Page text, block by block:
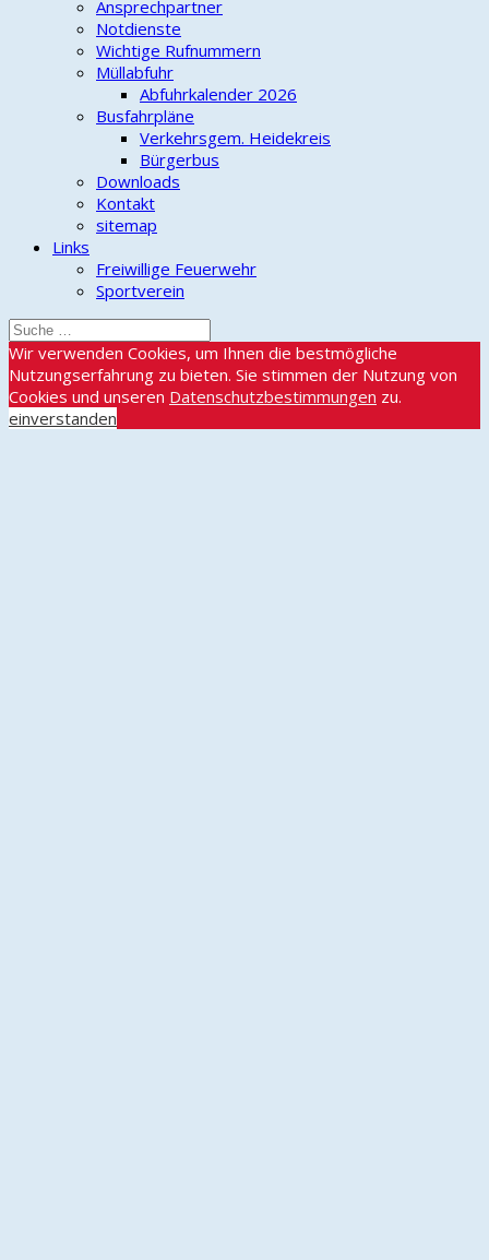
Ansprechpartner
Notdienste
Wichtige Rufnummern
Müllabfuhr
Abfuhrkalender 2026
Busfahrpläne
Verkehrsgem. Heidekreis
Bürgerbus
Downloads
Kontakt
sitemap
Links
Freiwillige Feuerwehr
Sportverein
Wir verwenden Cookies, um Ihnen die bestmögliche
Nutzungserfahrung zu bieten. Sie stimmen der Nutzung von
Cookies und unseren Datenschutzbestimmungen zu.
einverstanden